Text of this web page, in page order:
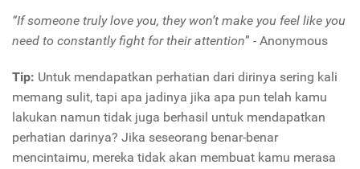
“If someone truly love you, they won’t make you feel like you
need to constantly fight for their attention” - Anonymous
Tip: Untuk mendapatkan perhatian dari dirinya sering kali
memang sulit, tapi apa jadinya jika apa pun telah kamu
lakukan namun tidak juga berhasil untuk mendapatkan
perhatian darinya? Jika seseorang benar-benar
mencintaimu, mereka tidak akan membuat kamu merasa